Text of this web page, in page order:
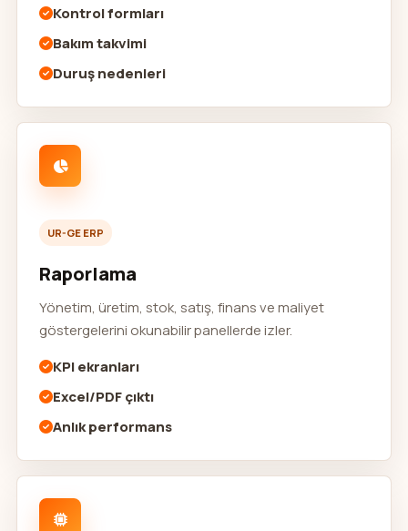
Kontrol formları
Bakım takvimi
Duruş nedenleri
UR-GE ERP
Raporlama
Yönetim, üretim, stok, satış, finans ve maliyet
göstergelerini okunabilir panellerde izler.
KPI ekranları
Excel/PDF çıktı
Anlık performans